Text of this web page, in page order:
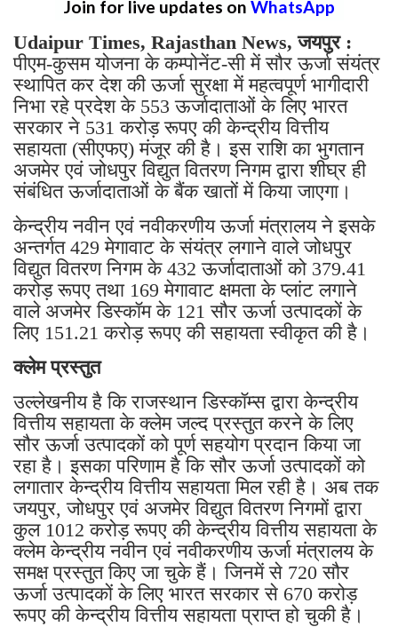
Join for live updates on WhatsApp
Udaipur Times, Rajasthan News, जयपुर :
पीएम-कुसम योजना के कम्पोनेंट-सी में सौर ऊर्जा संयंत्र
स्थापित कर देश की ऊर्जा सुरक्षा में महत्वपूर्ण भागीदारी
निभा रहे प्रदेश के 553 ऊर्जादाताओं के लिए भारत
सरकार ने 531 करोड़ रूपए की केन्द्रीय वित्तीय
सहायता (सीएफए) मंजूर की है। इस राशि का भुगतान
अजमेर एवं जोधपुर विद्युत वितरण निगम द्वारा शीघ्र ही
संबंधित ऊर्जादाताओं के बैंक खातों में किया जाएगा।
केन्द्रीय नवीन एवं नवीकरणीय ऊर्जा मंत्रालय ने इसके
अन्तर्गत 429 मेगावाट के संयंत्र लगाने वाले जोधपुर
विद्युत वितरण निगम के 432 ऊर्जादाताओं को 379.41
करोड़ रूपए तथा 169 मेगावाट क्षमता के प्लांट लगाने
वाले अजमेर डिस्कॉम के 121 सौर ऊर्जा उत्पादकों के
लिए 151.21 करोड़ रूपए की सहायता स्वीकृत की है।
क्लेम प्रस्तुत
उल्लेखनीय है कि राजस्थान डिस्कॉम्स द्वारा केन्द्रीय
वित्तीय सहायता के क्लेम जल्द प्रस्तुत करने के लिए
सौर ऊर्जा उत्पादकों को पूर्ण सहयोग प्रदान किया जा
रहा है। इसका परिणाम है कि सौर ऊर्जा उत्पादकों को
लगातार केन्द्रीय वित्तीय सहायता मिल रही है। अब तक
जयपुर, जोधपुर एवं अजमेर विद्युत वितरण निगमों द्वारा
कुल 1012 करोड़ रूपए की केन्द्रीय वित्तीय सहायता के
क्लेम केन्द्रीय नवीन एवं नवीकरणीय ऊर्जा मंत्रालय के
समक्ष प्रस्तुत किए जा चुके हैं। जिनमें से 720 सौर
ऊर्जा उत्पादकों के लिए भारत सरकार से 670 करोड़
रूपए की केन्द्रीय वित्तीय सहायता प्राप्त हो चुकी है।